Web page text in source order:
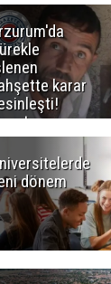
karar
onadı
dönem